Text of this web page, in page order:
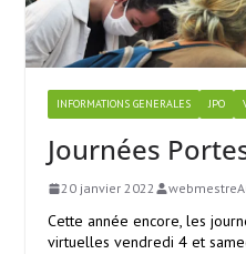
INFORMATIONS GENERALES JPO
Journées
20 janvier 2022
Cette année encore, les
virtuelles vendredi 4 et